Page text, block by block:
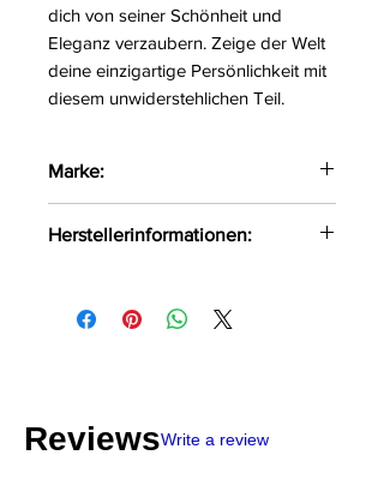
dich von seiner Schönheit und
Eleganz verzaubern. Zeige der Welt
deine einzigartige Persönlichkeit mit
diesem unwiderstehlichen Teil.
Marke:
Herstellerinformationen:
Grądy 5 Działoszyn, Polen, 98-
ReviewsWrite a review